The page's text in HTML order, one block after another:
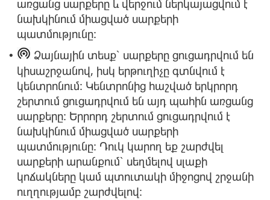
առցանց սարքերը և վերջում ներկայացվում է
նախկինում միացված սարքերի
պատմությունը:
•
Ձայնային տեսք՝ սարքերը ցուցադրվում են
կիսաշրջանով, իսկ երթուղիչը գտնվում է
կենտրոնում: Կենտրոնից հաշված երկրորդ
շերտում ցուցադրվում են այդ պահին առցանց
սարքերը: Երրորդ շերտում ցուցադրվում է
նախկինում միացված սարքերի
պատմությունը: Դուկ կարող եք շարժվել
սարքերի արանքում՝ սեղմելով սլաքի
կոճակները կամ պտուտակի միջոցով շրջանի
ուղղությամբ շարժվելով: